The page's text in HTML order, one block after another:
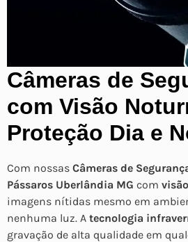
Câmeras de
com Visão
Proteção Dia e
Com nossas Câmeras de
Pássaros Uberlândia MG com
imagens nítidas mesmo em
nenhuma luz. A tecnologia
gravação de alta qualidade em